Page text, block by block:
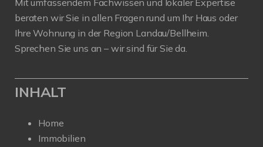
Mit umfassendem Fachwissen und lokaler Expertise
beraten wir Sie in allen Fragen rund um Ihr Haus oder
Ihre Wohnung in der Region Landau/Bellheim.
Sprechen Sie uns an – wir sind für Sie da.
INHALT
Home
Immobilien